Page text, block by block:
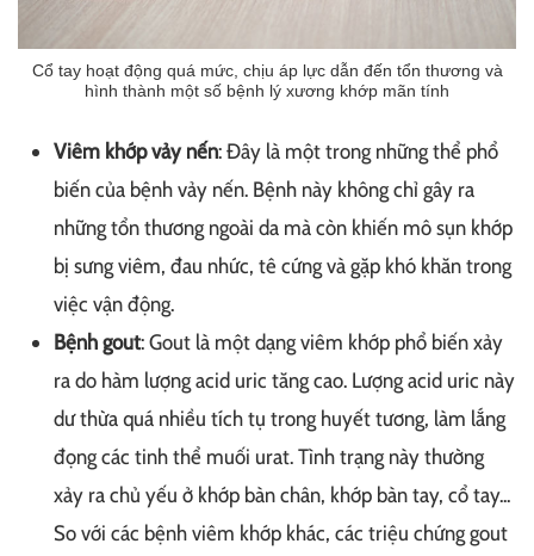
Cổ tay hoạt động quá mức, chịu áp lực dẫn đến tổn thương và
hình thành một số bệnh lý xương khớp mãn tính
Viêm khớp vảy nến: Đây là một trong những thể phổ
biến của bệnh vảy nến. Bệnh này không chỉ gây ra
những tổn thương ngoài da mà còn khiến mô sụn khớp
bị sưng viêm, đau nhức, tê cứng và gặp khó khăn trong
việc vận động.
Bệnh gout: Gout là một dạng viêm khớp phổ biến xảy
ra do hàm lượng acid uric tăng cao. Lượng acid uric này
dư thừa quá nhiều tích tụ trong huyết tương, làm lắng
đọng các tinh thể muối urat. Tình trạng này thường
xảy ra chủ yếu ở khớp bàn chân, khớp bàn tay, cổ tay...
So với các bệnh viêm khớp khác, các triệu chứng gout